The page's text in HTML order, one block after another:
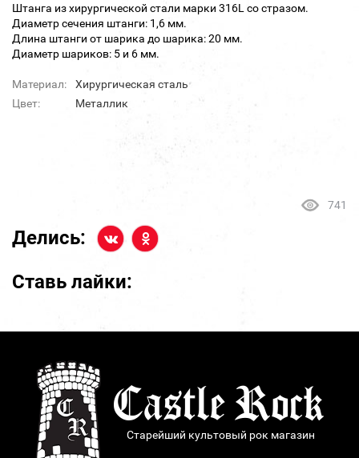
Штанга из хирургической стали марки 316L со стразом.
Диаметр сечения штанги: 1,6 мм.
Длина штанги от шарика до шарика: 20 мм.
Диаметр шариков: 5 и 6 мм.
Материал:
Хирургическая сталь
Цвет:
Металлик
741
Делись:
Ставь лайки:
Старейший культовый рок магазин